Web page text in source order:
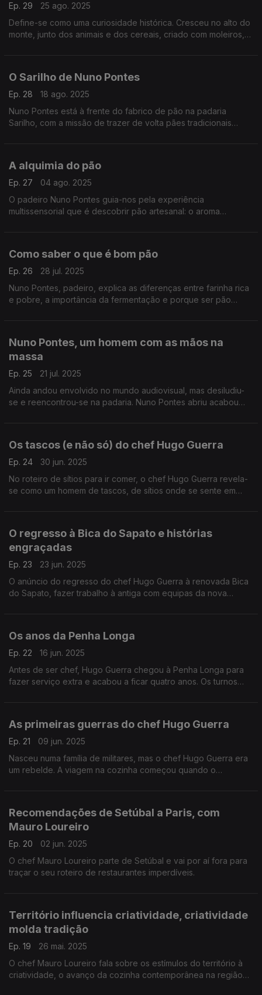
Ep. 29
25 ago. 2025
Define-se como uma curiosidade histórica. Cresceu no alto do
monte, junto dos animais e dos cereais, criado com moleiros,
O Sarilho de Nuno Pontes
Ep. 28
18 ago. 2025
Nuno Pontes está à frente do fabrico de pão na padaria
Sarilho, com a missão de trazer de volta pães tradicionais
A alquimia do pão
Ep. 27
04 ago. 2025
O padeiro Nuno Pontes guia-nos pela experiência
multissensorial que é descobrir pão artesanal: o aroma
Como saber o que é bom pão
Ep. 26
28 jul. 2025
Nuno Pontes, padeiro, explica as diferenças entre farinha rica
e pobre, a importância da fermentação e porque ser pão
Nuno Pontes, um homem com as mãos na
massa
Ep. 25
21 jul. 2025
Ainda andou envolvido no mundo audiovisual, mas desiludiu-
se e reencontrou-se na padaria. Nuno Pontes abriu acabou
Os tascos (e não só) do chef Hugo Guerra
Ep. 24
30 jun. 2025
No roteiro de sítios para ir comer, o chef Hugo Guerra revela-
se como um homem de tascos, de sítios onde se sente em
O regresso à Bica do Sapato e histórias
engraçadas
Ep. 23
23 jun. 2025
O anúncio do regresso do chef Hugo Guerra à renovada Bica
do Sapato, fazer trabalho à antiga com equipas da nova
Os anos da Penha Longa
Ep. 22
16 jun. 2025
Antes de ser chef, Hugo Guerra chegou à Penha Longa para
fazer serviço extra e acabou a ficar quatro anos. Os turnos
As primeiras guerras do chef Hugo Guerra
Ep. 21
09 jun. 2025
Nasceu numa família de militares, mas o chef Hugo Guerra era
um rebelde. A viagem na cozinha começou quando o
Recomendações de Setúbal a Paris, com
Mauro Loureiro
Ep. 20
02 jun. 2025
O chef Mauro Loureiro parte de Setúbal e vai por aí fora para
traçar o seu roteiro de restaurantes imperdíveis.
Território influencia criatividade, criatividade
molda tradição
Ep. 19
26 mai. 2025
O chef Mauro Loureiro fala sobre os estímulos do território à
criatividade, o avanço da cozinha contemporânea na região